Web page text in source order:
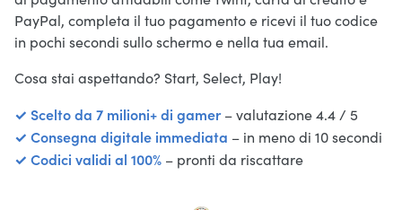
PayPal, completa il tuo pagamento e ricevi il tuo codice
in pochi secondi sullo schermo e nella tua email.
Cosa stai aspettando? Start, Select, Play!
✓ Scelto da 7 milioni+ di gamer– valutazione 4.4 / 5
✓ Consegna digitale immediata – in meno di 10 secondi
✓ Codici validi al 100% – pronti da riscattare